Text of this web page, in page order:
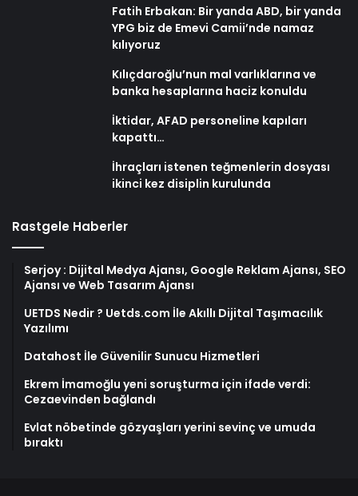
Fatih Erbakan: Bir yanda ABD, bir yanda
YPG biz de Emevi Camii’nde namaz
kılıyoruz
Kılıçdaroğlu’nun mal varlıklarına ve
banka hesaplarına haciz konuldu
İktidar, AFAD personeline kapıları
kapattı…
İhraçları istenen teğmenlerin dosyası
ikinci kez disiplin kurulunda
Rastgele Haberler
Serjoy : Dijital Medya Ajansı, Google Reklam Ajansı, SEO
Ajansı ve Web Tasarım Ajansı
UETDS Nedir ? Uetds.com İle Akıllı Dijital Taşımacılık
Yazılımı
Datahost İle Güvenilir Sunucu Hizmetleri
Ekrem İmamoğlu yeni soruşturma için ifade verdi:
Cezaevinden bağlandı
Evlat nöbetinde gözyaşları yerini sevinç ve umuda
bıraktı